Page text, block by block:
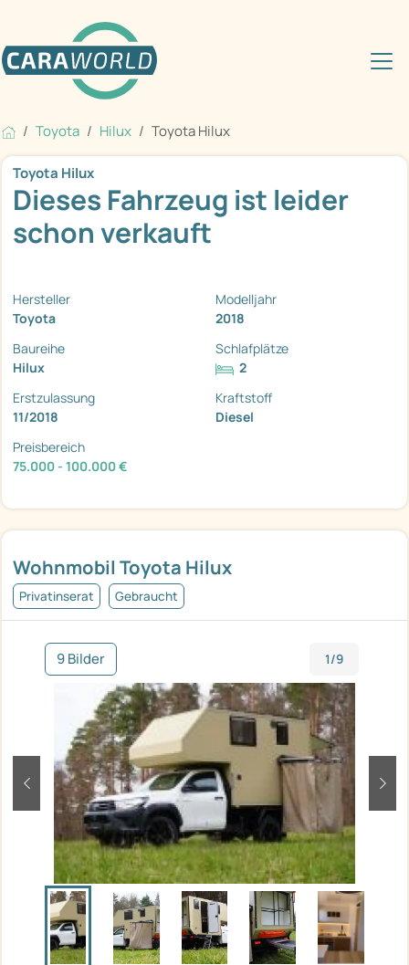
Toyota Hilux Toyota Hilux
Wohnmobil Toyota Hilux
Privatinserat Gebraucht
9 Bilder 1/9
zurück
Toyota Hilux
Dieses Fahrzeug ist leider
schon verkauft
Hersteller
Toyota
Modelljahr
2018
Baureihe
Hilux
Schlafplätze
2
Erstzulassung
11/2018
Kraftstoff
Diesel
Preisbereich
75.000 - 100.000 €